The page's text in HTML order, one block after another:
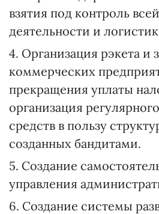
взятия под контроль
деятельности и
4. Организация рэкета и
коммерческих
прекращения уплаты
организация
средств в пользу
созданных бандитами.
5. Создание
управления
6. Создание системы